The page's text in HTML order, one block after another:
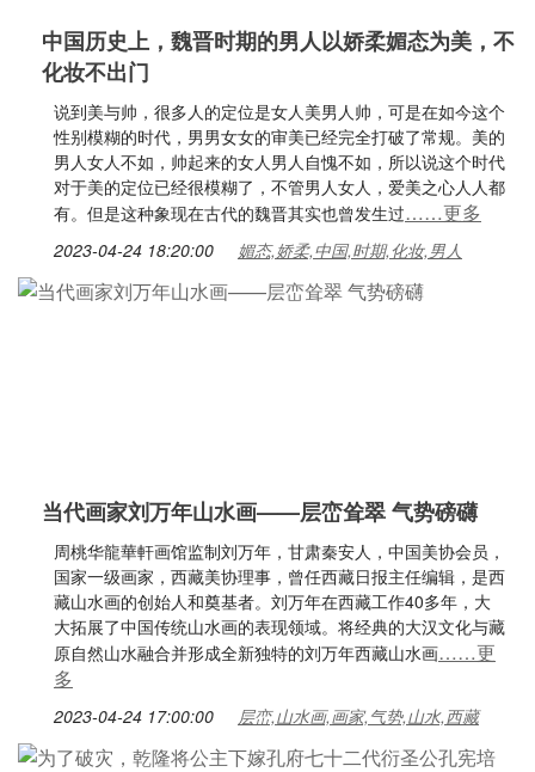
中国历史上，魏晋时期的男人以娇柔媚态为美，不
化妆不出门
说到美与帅，很多人的定位是女人美男人帅，可是在如今这个
性别模糊的时代，男男女女的审美已经完全打破了常规。美的
男人女人不如，帅起来的女人男人自愧不如，所以说这个时代
对于美的定位已经很模糊了，不管男人女人，爱美之心人人都
有。但是这种象现在古代的魏晋其实也曾发生过……更多
2023-04-24 18:20:00 媚态,娇柔,中国,时期,化妆,男人
当代画家刘万年山水画——层峦耸翠 气势磅礴
周桃华龍華軒画馆监制刘万年，甘肃秦安人，中国美协会员，
国家一级画家，西藏美协理事，曾任西藏日报主任编辑，是西
藏山水画的创始人和奠基者。刘万年在西藏工作40多年，大
大拓展了中国传统山水画的表现领域。将经典的大汉文化与藏
原自然山水融合并形成全新独特的刘万年西藏山水画……更
多
2023-04-24 17:00:00 层峦,山水画,画家,气势,山水,西藏